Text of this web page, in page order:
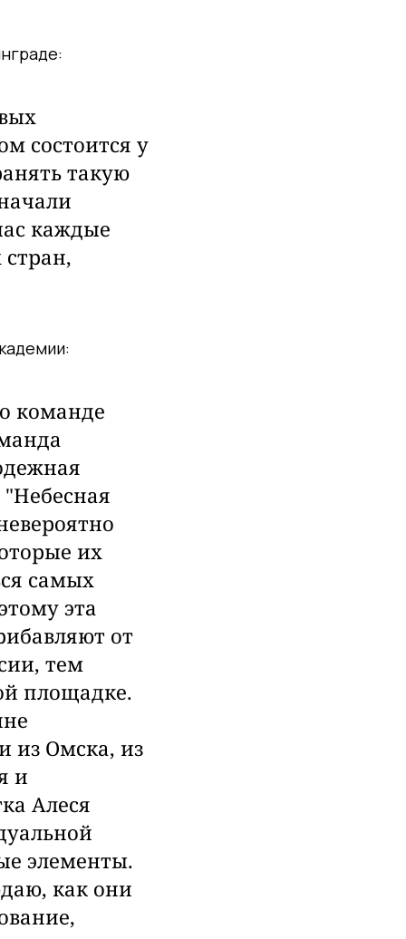
состоится у
такую
каждые
команде
их
самых
эта
от
тем
площадке.
из Омска, из
и
Алеся
элементы.
как они